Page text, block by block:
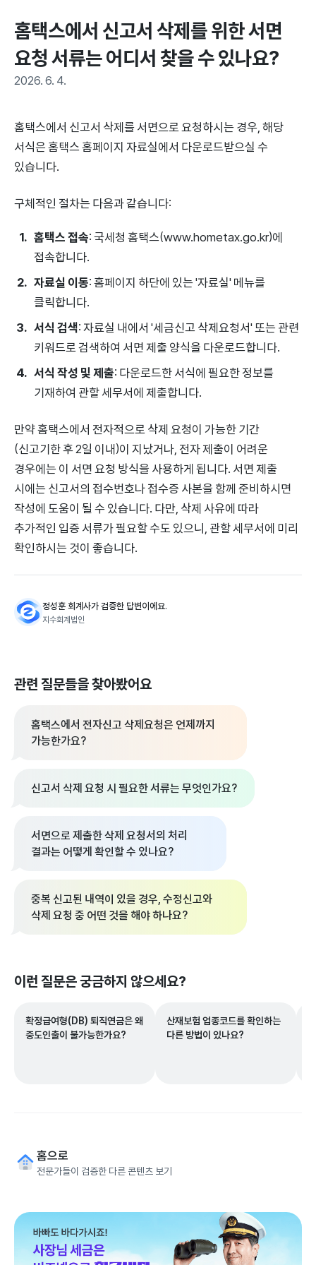
홈택스에서 신고서 삭제를 위한 서면
요청 서류는 어디서 찾을 수 있나요?
2026. 6. 4.
홈택스에서 신고서 삭제를 서면으로 요청하시는 경우, 해당
서식은 홈택스 홈페이지 자료실에서 다운로드받으실 수
있습니다.
구체적인 절차는 다음과 같습니다:
홈택스 접속: 국세청 홈택스(www.hometax.go.kr)에
접속합니다.
자료실 이동: 홈페이지 하단에 있는 '자료실' 메뉴를
클릭합니다.
서식 검색: 자료실 내에서 '세금신고 삭제요청서' 또는 관련
키워드로 검색하여 서면 제출 양식을 다운로드합니다.
서식 작성 및 제출: 다운로드한 서식에 필요한 정보를
기재하여 관할 세무서에 제출합니다.
만약 홈택스에서 전자적으로 삭제 요청이 가능한 기간
(신고기한 후 2일 이내)이 지났거나, 전자 제출이 어려운
경우에는 이 서면 요청 방식을 사용하게 됩니다. 서면 제출
시에는 신고서의 접수번호나 접수증 사본을 함께 준비하시면
작성에 도움이 될 수 있습니다. 다만, 삭제 사유에 따라
추가적인 입증 서류가 필요할 수도 있으니, 관할 세무서에 미리
확인하시는 것이 좋습니다.
정성훈 회계사가 검증한 답변이에요.
지수회계법인
관련 질문들을 찾아봤어요
홈택스에서 전자신고 삭제요청은 언제까지
가능한가요?
신고서 삭제 요청 시 필요한 서류는 무엇인가요?
서면으로 제출한 삭제 요청서의 처리
결과는 어떻게 확인할 수 있나요?
중복 신고된 내역이 있을 경우, 수정신고와
삭제 요청 중 어떤 것을 해야 하나요?
이런 질문은 궁금하지 않으세요?
확정급여형(DB) 퇴직연금은 왜
중도인출이 불가능한가요?
산재보험 업종코드를 확인하는
다른 방법이 있나요?
홈으로
전문가들이 검증한 다른 콘텐츠 보기